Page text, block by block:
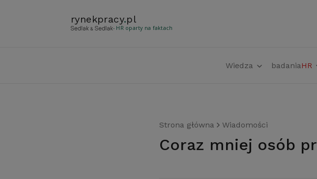
rynekpracy.pl
- HR oparty na faktach
Wiedza badaniaHR
Strona główna Wiadomości
Coraz mniej osób